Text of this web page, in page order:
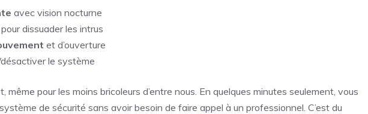
avec vision nocturne
pour dissuader les intrus
et d’ouverture
le système
même pour les moins bricoleurs d’entre nous. En quelques minutes seulement, vous
de sécurité sans avoir besoin de faire appel à un professionnel. C’est du